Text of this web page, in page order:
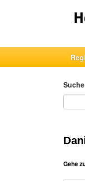
Suche
Gehe